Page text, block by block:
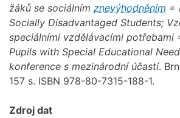
žáků se sociálním znevýhodněním =
Socially Disadvantaged Students;
speciálními vzdělávacími potřebami
Pupils with Special Educational
konference s mezinárodní účastí.
157 s. ISBN 978-80-7315-188-1.
Zdroj dat